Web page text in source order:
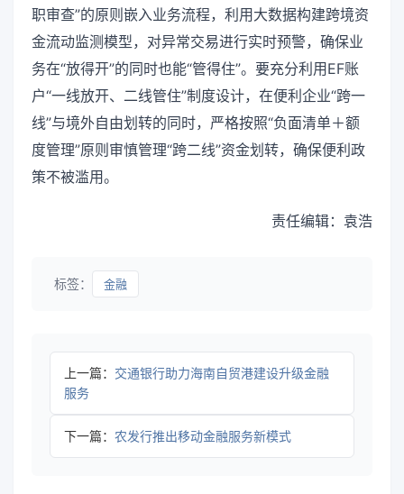
职审查”的原则嵌入业务流程，利用大数据构建跨境资
金流动监测模型，对异常交易进行实时预警，确保业
务在“放得开”的同时也能“管得住”。要充分利用EF账
户“一线放开、二线管住”制度设计，在便利企业“跨一
线”与境外自由划转的同时，严格按照“负面清单＋额
度管理”原则审慎管理“跨二线”资金划转，确保便利政
策不被滥用。
责任编辑：袁浩
标签： 金融
上一篇： 交通银行助力海南自贸港建设升级金融
服务
下一篇： 农发行推出移动金融服务新模式